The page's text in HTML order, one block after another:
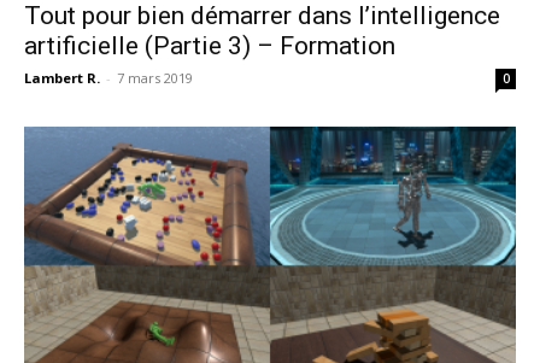
Tout pour bien démarrer dans l’intelligence
artificielle (Partie 3) – Formation
Lambert R. - 7 mars 2019 0